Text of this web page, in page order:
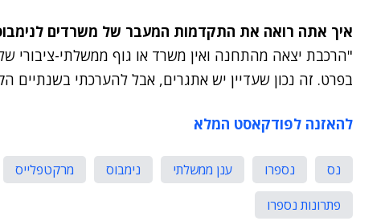
איך אתה רואה את התקדמות המעבר של משרדים
בפרט. זה נכון שעדיין יש אתגרים, אבל להערכתי בשנתיים
להאזנה לפודקאסט המלא
נס נספרו ענן ממשלתי נימבוס מרקטפלייס
פתרונות נספרו